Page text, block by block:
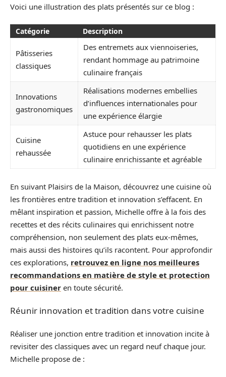
Voici une illustration des plats présentés sur ce blog :
Catégorie Description
Pâtisseries
classiques
Des entremets aux viennoiseries,
rendant hommage au patrimoine
culinaire français
Innovations
gastronomiques
Réalisations modernes embellies
d’influences internationales pour
une expérience élargie
Cuisine
rehaussée
Astuce pour rehausser les plats
quotidiens en une expérience
culinaire enrichissante et agréable
En suivant Plaisirs de la Maison, découvrez une cuisine où
les frontières entre tradition et innovation s’effacent. En
mêlant inspiration et passion, Michelle offre à la fois des
recettes et des récits culinaires qui enrichissent notre
compréhension, non seulement des plats eux-mêmes,
mais aussi des histoires qu’ils racontent. Pour approfondir
ces explorations, retrouvez en ligne nos meilleures
recommandations en matière de style et protection
pour cuisiner en toute sécurité.
Réunir innovation et tradition dans votre cuisine
Réaliser une jonction entre tradition et innovation incite à
revisiter des classiques avec un regard neuf chaque jour.
Michelle propose de :